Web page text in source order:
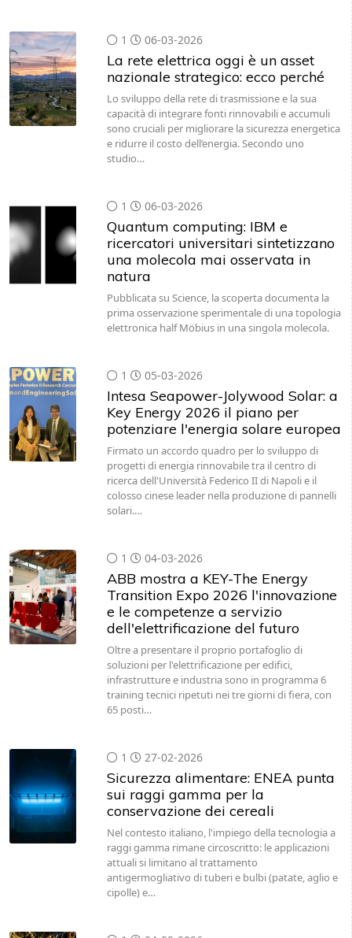
1 06-03-2026
La rete elettrica oggi è un asset
nazionale strategico: ecco perché
Lo sviluppo della rete di trasmissione e la sua
capacità di integrare fonti rinnovabili e accumuli
sono cruciali per migliorare la sicurezza energetica
e ridurre il costo dell’energia. Secondo uno
studio…
1 06-03-2026
Quantum computing: IBM e
ricercatori universitari sintetizzano
una molecola mai osservata in
natura
Pubblicata su Science, la scoperta documenta la
prima osservazione sperimentale di una topologia
elettronica half Möbius in una singola molecola.
1 05-03-2026
Intesa Seapower-Jolywood Solar: a
Key Energy 2026 il piano per
potenziare l'energia solare europea
Firmato un accordo quadro per lo sviluppo di
progetti di energia rinnovabile tra il centro di
ricerca dell'Università Federico II di Napoli e il
colosso cinese leader nella produzione di pannelli
solari.…
1 04-03-2026
ABB mostra a KEY-The Energy
Transition Expo 2026 l'innovazione
e le competenze a servizio
dell'elettrificazione del futuro
Oltre a presentare il proprio portafoglio di
soluzioni per l'elettrificazione per edifici,
infrastrutture e industria sono in programma 6
training tecnici ripetuti nei tre giorni di fiera, con
65 posti…
1 27-02-2026
Sicurezza alimentare: ENEA punta
sui raggi gamma per la
conservazione dei cereali
Nel contesto italiano, l'impiego della tecnologia a
raggi gamma rimane circoscritto: le applicazioni
attuali si limitano al trattamento
antigermogliativo di tuberi e bulbi (patate, aglio e
cipolle) e…